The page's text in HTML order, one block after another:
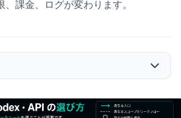
課金、ログが変わります。